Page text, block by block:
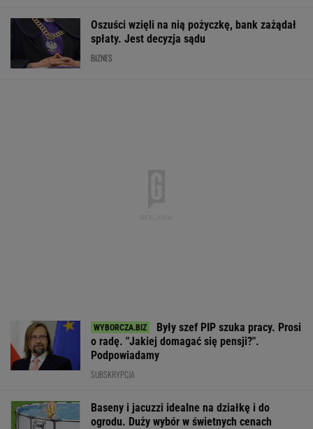
Oszuści wzięli na nią pożyczkę, bank zażądał
spłaty. Jest decyzja sądu
BIZNES
Były szef PIP szuka pracy. Prosi
o radę. "Jakiej domagać się pensji?".
Podpowiadamy
SUBSKRYPCJA
Baseny i jacuzzi idealne na działkę i do
ogrodu. Duży wybór w świetnych cenach